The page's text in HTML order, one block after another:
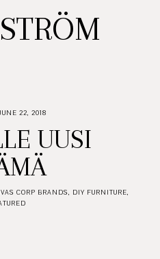
22, 2018
UUSI
CORP BRANDS, DIY FURNITURE,